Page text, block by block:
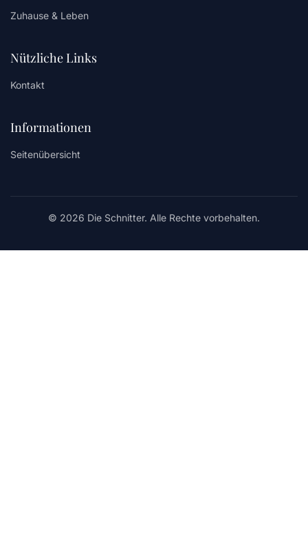
Zuhause & Leben
Nützliche Links
Kontakt
Informationen
Seitenübersicht
© 2026 Die Schnitter. Alle Rechte vorbehalten.